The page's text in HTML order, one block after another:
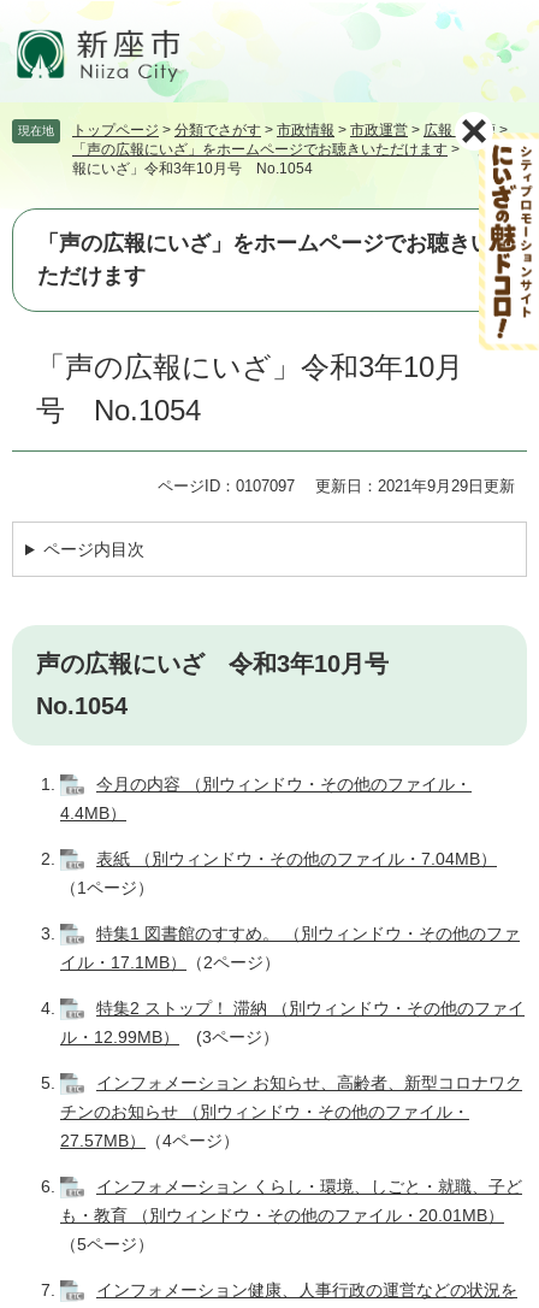
頭飛
て
へ
現在地 トップページ > 分類でさがす > 市政情報 > 市政運営 > 広報・広聴 >
「声の広報にいざ」をホームページでお聴きいただけます >「声の広
報にいざ」令和3年10月号 No.1054
「声の広報にいざ」をホームページでお聴きい
ただけます
「声の広報にいざ」令和3年10月
号 No.1054
ページID：0107097 更新日：2021年9月29日更新
ページ内目次
声の広報にいざ 令和3年10月号
No.1054
今月の内容 （別ウィンドウ・その他のファイル・
4.4MB）
表紙 （別ウィンドウ・その他のファイル・7.04MB）
（1ページ）
特集1 図書館のすすめ。 （別ウィンドウ・その他のファ
イル・17.1MB）
（2ページ）
特集2 ストップ！ 滞納 （別ウィンドウ・その他のファイ
ル・12.99MB）
(3ページ）
インフォメーション お知らせ、高齢者、新型コロナワク
チンのお知らせ （別ウィンドウ・その他のファイル・
27.57MB）
（4ページ）
インフォメーション くらし・環境、しごと・就職、子ど
も・教育 （別ウィンドウ・その他のファイル・20.01MB）
（5ページ）
インフォメーション健康、人事行政の運営などの状況を